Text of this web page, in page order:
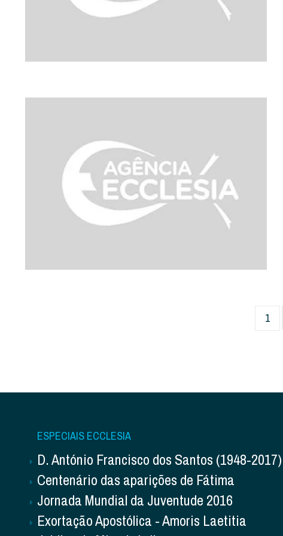
1
ESPECIAIS ECCLESIA
D. António Francisco dos Santos (1948-2017)
Centenário das aparições de Fátima
Jornada Mundial da Juventude 2016
Exortação Apostólica - Amoris Laetitia